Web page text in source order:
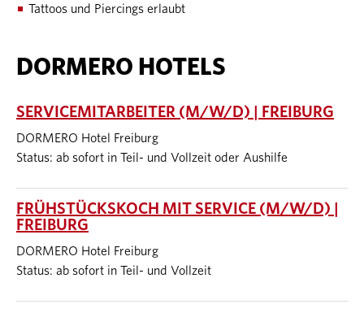
Tattoos und Piercings erlaubt
DORMERO HOTELS
SERVICEMITARBEITER (M/W/D) | FREIBURG
DORMERO Hotel Freiburg
Status: ab sofort in Teil- und Vollzeit oder Aushilfe
FRÜHSTÜCKSKOCH MIT SERVICE (M/W/D) |
FREIBURG
DORMERO Hotel Freiburg
Status: ab sofort in Teil- und Vollzeit